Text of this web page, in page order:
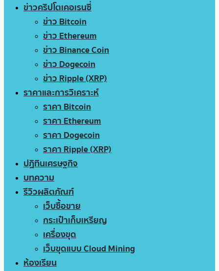
ข่าวคริปโตเคอเรนซี่
ข่าว Bitcoin
ข่าว Ethereum
ข่าว Binance Coin
ข่าว Dogecoin
ข่าว Ripple (XRP)
ราคาและการวิเคราะห์
ราคา Bitcoin
ราคา Ethereum
ราคา Dogecoin
ราคา Ripple (XRP)
ปฏิทินเศรษฐกิจ
บทความ
รีวิวผลิตภัณฑ์
เว็บซื้อขาย
กระเป๋าเก็บเหรียญ
เครื่องขุด
เว็บขุดแบบ Cloud Mining
ห้องเรียน